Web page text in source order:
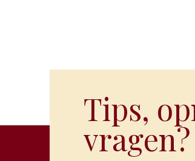
Tips,
vragen?